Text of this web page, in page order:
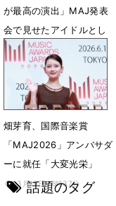
が最高の演出」MAJ発表
会で見せたアイドルとし
ての誇り
4月30日 17時48分
畑芽育、国際音楽賞
「MAJ2026」アンバサダ
ーに就任「大変光栄」
3月19日 16時37分
話題のタグ